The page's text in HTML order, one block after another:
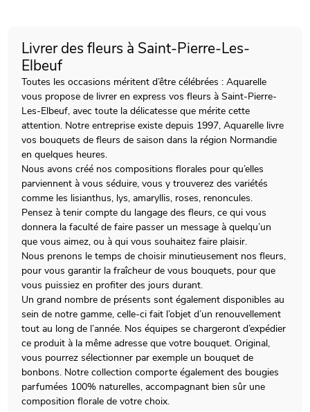
Livrer des fleurs à Saint-Pierre-Les-
Elbeuf
Toutes les occasions méritent d’être célébrées : Aquarelle
vous propose de livrer en express vos fleurs à Saint-Pierre-
Les-Elbeuf, avec toute la délicatesse que mérite cette
attention. Notre entreprise existe depuis 1997, Aquarelle livre
vos bouquets de fleurs de saison dans la région Normandie
en quelques heures.
Nous avons créé nos compositions florales pour qu’elles
parviennent à vous séduire, vous y trouverez des variétés
comme les lisianthus, lys, amaryllis, roses, renoncules.
Pensez à tenir compte du langage des fleurs, ce qui vous
donnera la faculté de faire passer un message à quelqu’un
que vous aimez, ou à qui vous souhaitez faire plaisir.
Nous prenons le temps de choisir minutieusement nos fleurs,
pour vous garantir la fraîcheur de vous bouquets, pour que
vous puissiez en profiter des jours durant.
Un grand nombre de présents sont également disponibles au
sein de notre gamme, celle-ci fait l’objet d’un renouvellement
tout au long de l’année. Nos équipes se chargeront d’expédier
ce produit à la même adresse que votre bouquet. Original,
vous pourrez sélectionner par exemple un bouquet de
bonbons. Notre collection comporte également des bougies
parfumées 100% naturelles, accompagnant bien sûr une
composition florale de votre choix.